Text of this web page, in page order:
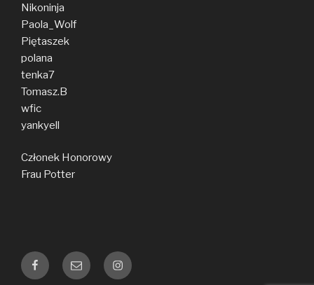
Nikoninja
Paola_Wolf
Piętaszek
polana
tenka7
Tomasz.B
wfic
yankyell
Członek Honorowy
Frau Potter
Facebook
E-
mail
Instagram